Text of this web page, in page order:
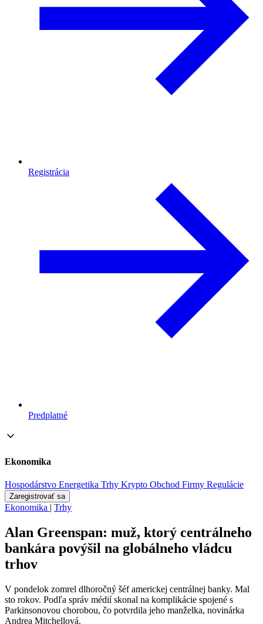
Registrácia
Predplatné
Ekonomika
Hospodárstvo Energetika Trhy Krypto Obchod Firmy Regulácie
Zaregistrovať sa
Ekonomika | Trhy
Alan Greenspan: muž, ktorý centrálneho
bankára povýšil na globálneho vládcu
trhov
V pondelok zomrel dlhoročný šéf americkej centrálnej banky. Mal
sto rokov. Podľa správ médií skonal na komplikácie spojené s
Parkinsonovou chorobou, čo potvrdila jeho manželka, novinárka
Andrea Mitchellová.